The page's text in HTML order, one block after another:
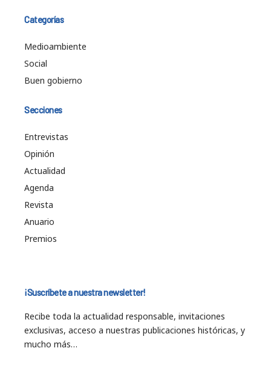
Categorías
Medioambiente
Social
Buen gobierno
Secciones
Entrevistas
Opinión
Actualidad
Agenda
Revista
Anuario
Premios
¡Suscríbete a nuestra newsletter!
Recibe toda la actualidad responsable, invitaciones
exclusivas, acceso a nuestras publicaciones históricas, y
mucho más…